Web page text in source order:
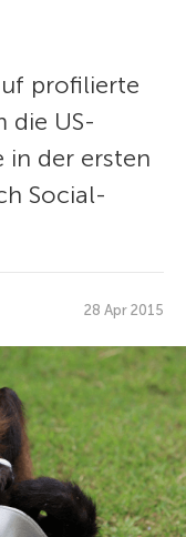
profilierte
die US-
in der ersten
Social-
28 Apr 2015